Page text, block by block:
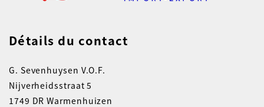
Détails du contact
G. Sevenhuysen V.O.F.
Nijverheidsstraat 5
1749 DR Warmenhuizen